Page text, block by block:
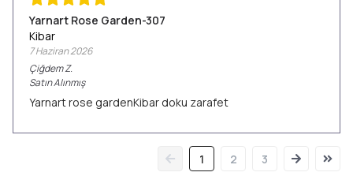
Yarnart Rose Garden-307
Kibar
7 Haziran 2026
ÇiğdemZ.
Satın Alınmış
Yarnart rose gardenKibar doku zarafet
1 2 3